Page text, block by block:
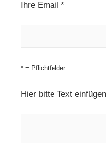
Ihre Email *
* = Pflichtfelder
Hier bitte Text